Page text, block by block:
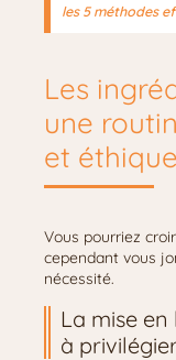
les 5 méthodes
Les
une
et éthique
Vous pourriez
cependant vous
nécessité.
La mise
à